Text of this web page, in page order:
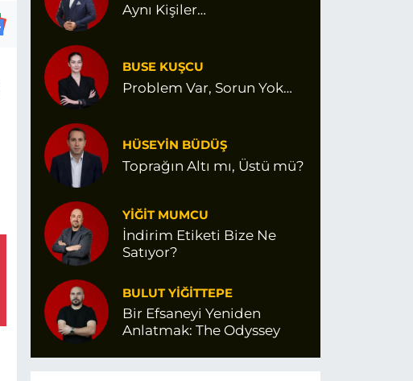
Aynı Kişiler…
BUSE KUŞCU
Problem Var, Sorun Yok…
HÜSEYİN BÜDÜŞ
Toprağın Altı mı, Üstü mü?
YİĞİT MUMCU
İndirim Etiketi Bize Ne
Satıyor?
BULUT YİĞİTTEPE
Bir Efsaneyi Yeniden
Anlatmak: The Odyssey